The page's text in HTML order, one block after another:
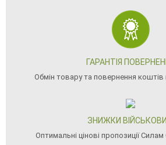
ГАРАНТІЯ
Обмін товару та повернення коштів
ЗНИЖКИ
Оптимальні цінові пропозиції